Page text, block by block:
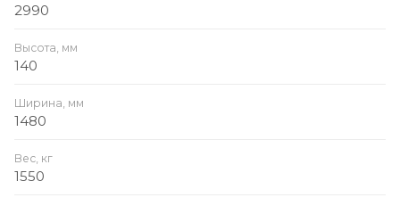
2990
Высота, мм
140
Ширина, мм
1480
Вес, кг
1550